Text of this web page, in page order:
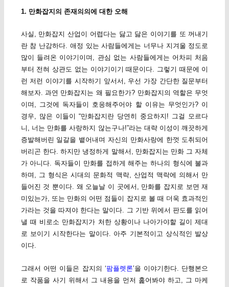
1. 만화잡지의 존재의의에 대한 오해
사실, 만화잡지 산업이 어렵다는 닳고 닳은 이야기를 또 꺼내기
란 참 난감하다. 애정 있는 사람들에게는 너무나 지겨울 정도로
많이 들려온 이야기이며, 관심 없는 사람들에게는 어차피 처음
부터 전혀 상관도 없는 이야기이기 때문이다. 그렇기 때문에 이
런 저런 이야기를 시작하기 앞서서, 우선 가장 간단한 질문부터
해보자. 과연 만화잡지는 왜 필요한가? 만화잡지의 역할은 무엇
이며, 그것에 독자들이 호응해주어야 할 이유는 무엇인가? 이
경우, 많은 이들이 “만화잡지란 당연히 중요하지! 그걸 모르다
니, 너는 만화를 사랑하지 않는구나!”라는 대략 이성이 깨끗하게
증발해버린 일갈을 뱉어내며 자신의 만화사랑에 한껏 도취되어
버리곤 한다. 하지만 냉정하게 말해서, 만화잡지는 만화 그 자체
가 아니다. 독자들이 만화를 접하게 해주는 하나의 형식에 불과
하며, 그 형식은 시대의 문화적 맥락, 산업적 맥락에 의해서 만
들어진 것 뿐이다. 왜 오늘날 이 곳에서, 만화를 잡지로 보면 재
미있는가, 또는 만화의 어떤 점들이 잡지로 볼 때 더욱 효과적인
가라는 것을 따져야 한다는 말이다. 그 기반 위에서 판도를 읽어
낼 때 비로소 만화잡지가 처한 상황이나 나아가야할 길이 제대
로 보이기 시작한다는 말이다. 아주 기본적이고 상식적인 발상
이다.
그래서 어떤 이들은 잡지의 ‘팜플렛론’을 이야기한다. 단행본으
로 작품을 사기 위해서 그 내용을 먼저 훑어봐야 하고, 그 마케